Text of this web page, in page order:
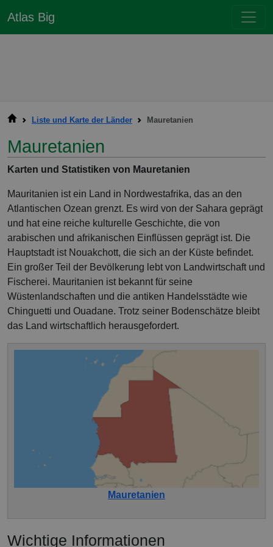
Atlas Big
Liste und Karte der Länder Mauretanien
Mauretanien
Karten und Statistiken von Mauretanien
Mauritanien ist ein Land in Nordwestafrika, das an den
Atlantischen Ozean grenzt. Es wird von der Sahara geprägt
und hat eine reiche kulturelle Geschichte, die von
arabischen und afrikanischen Einflüssen geprägt ist. Die
Hauptstadt ist Nouakchott, die sich an der Küste befindet.
Ein großer Teil der Bevölkerung lebt von Landwirtschaft und
Fischerei. Mauritanien ist bekannt für seine
Wüstenlandschaften und die antiken Handelsstädte wie
Chinguetti und Ouadane. Trotz seiner Bodenschätze bleibt
das Land wirtschaftlich herausgefordert.
Mauretanien
Wichtige Informationen